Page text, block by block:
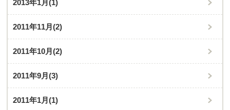
2013年1月(1)
2011年11月(2)
2011年10月(2)
2011年9月(3)
2011年1月(1)